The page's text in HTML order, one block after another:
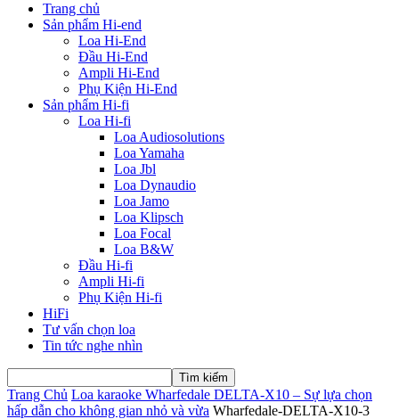
Trang chủ
Sản phẩm Hi-end
Loa Hi-End
Đầu Hi-End
Ampli Hi-End
Phụ Kiện Hi-End
Sản phẩm Hi-fi
Loa Hi-fi
Loa Audiosolutions
Loa Yamaha
Loa Jbl
Loa Dynaudio
Loa Jamo
Loa Klipsch
Loa Focal
Loa B&W
Đầu Hi-fi
Ampli Hi-fi
Phụ Kiện Hi-fi
HiFi
Tư vấn chọn loa
Tin tức nghe nhìn
Trang Chủ Loa karaoke Wharfedale DELTA-X10 – Sự lựa chọn
hấp dẫn cho không gian nhỏ và vừa Wharfedale-DELTA-X10-3